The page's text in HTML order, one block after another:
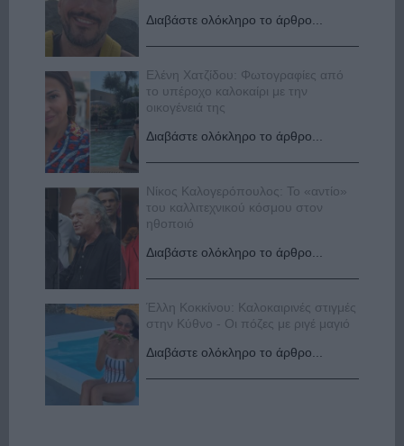
Διαβάστε ολόκληρο το άρθρο...
Ελένη Χατζίδου: Φωτογραφίες από
το υπέροχο καλοκαίρι με την
οικογένειά της
Διαβάστε ολόκληρο το άρθρο...
Νίκος Καλογερόπουλος: Το «αντίο»
του καλλιτεχνικού κόσμου στον
ηθοποιό
Διαβάστε ολόκληρο το άρθρο...
Έλλη Κοκκίνου: Καλοκαιρινές στιγμές
στην Κύθνο - Οι πόζες με ριγέ μαγιό
Διαβάστε ολόκληρο το άρθρο...